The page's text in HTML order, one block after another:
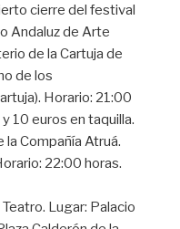
cierre del festival
Andaluz de Arte
de la Cartuja de
de los
Horario: 21:00
10 euros en taquilla.
la Compañía Atruá.
22:00 horas.
Teatro. Lugar: Palacio